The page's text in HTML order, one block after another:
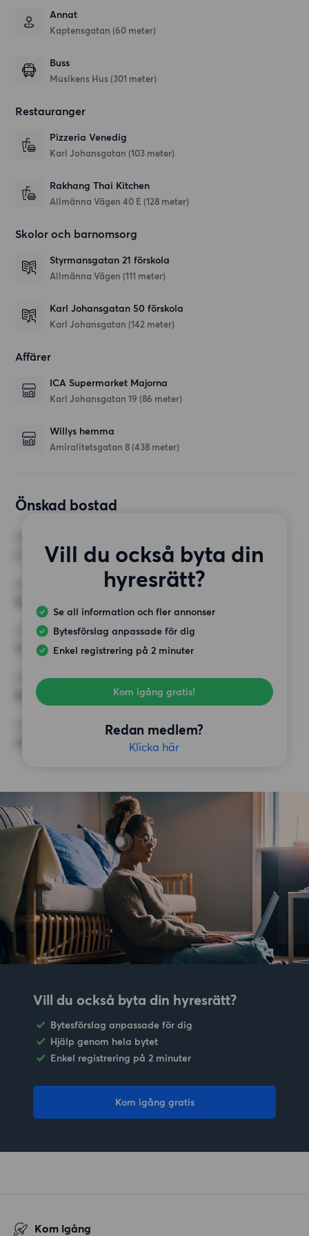
Annat
Kaptensgatan (60 meter)
Buss
Musikens Hus (301 meter)
Restauranger
Pizzeria Venedig
Karl Johansgatan (103 meter)
Rakhang Thai Kitchen
Allmänna Vägen 40 E (128 meter)
Skolor och barnomsorg
Styrmansgatan 21 förskola
Allmänna Vägen (111 meter)
Karl Johansgatan 50 förskola
Karl Johansgatan (142 meter)
Affärer
ICA Supermarket Majorna
Karl Johansgatan 19 (86 meter)
Willys hemma
Amiralitetsgatan 8 (438 meter)
Önskad bostad
Vill du också byta din
hyresrätt?
Se all information och fler annonser
Bytesförslag anpassade för dig
Enkel registrering på 2 minuter
Kom igång gratis!
Redan medlem?
Klicka här
MINST ANTAL KVADRATMETER
HÖGSTA HYRA
9 000 kr
Balkong,
ÖVRIGA PREFERENSER
Inga speciella preferenser
Vill du också byta din hyresrätt?
Bytesförslag anpassade för dig
Hjälp genom hela bytet
Enkel registrering på 2 minuter
Kom igång gratis
Kom igång